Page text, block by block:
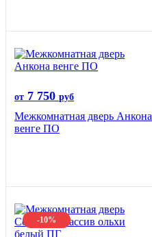
от 7 750 руб
Межкомнатная дверь Анкона
венге ПО
-10%